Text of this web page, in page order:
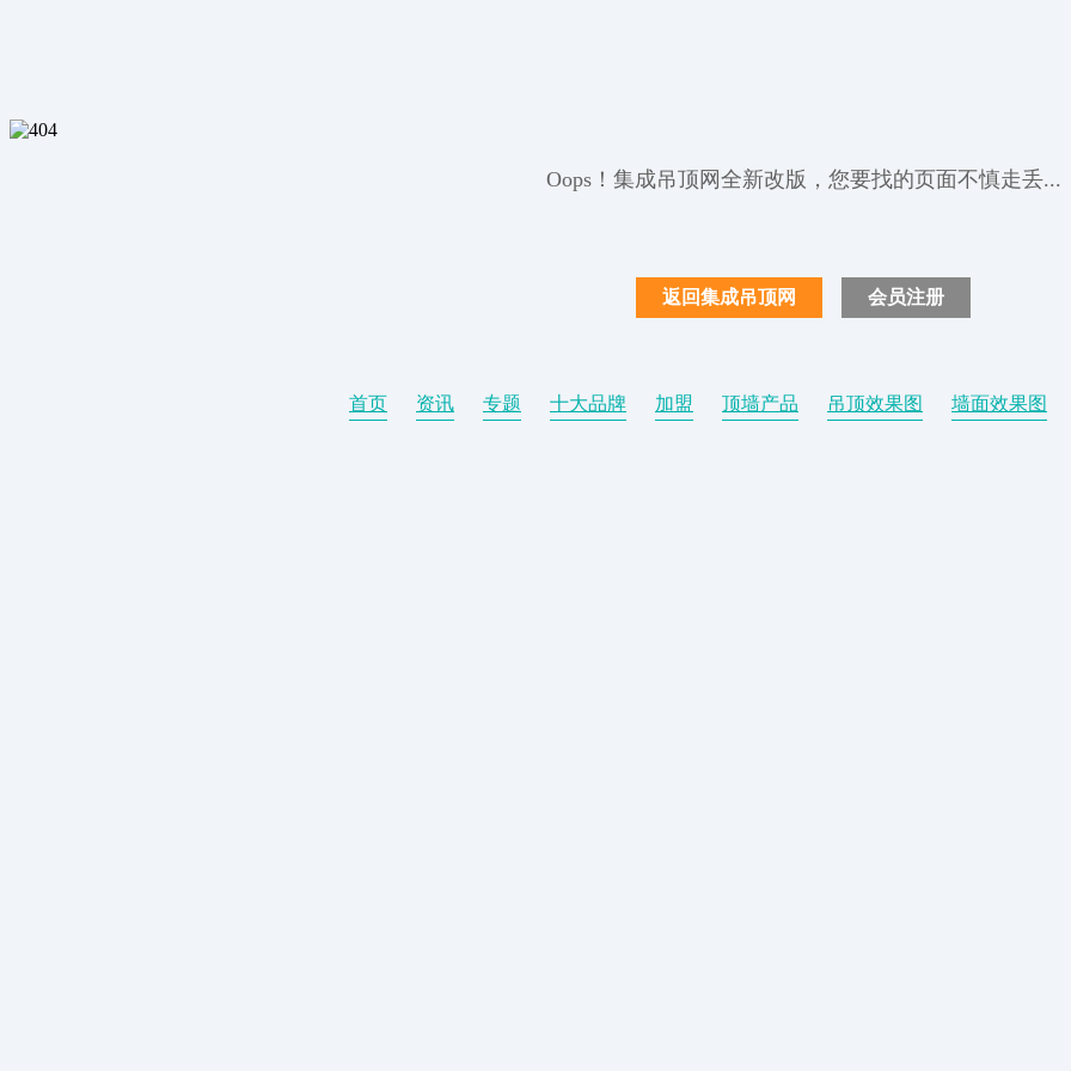
Oops！集成吊顶网全新改版，您要找的页面不慎走丢...
返回集成吊顶网 会员注册
首页 资讯 专题 十大品牌 加盟 顶墙产品 吊顶效果图 墙面效果图